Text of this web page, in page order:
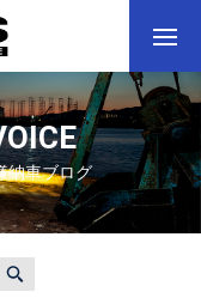
納車ブログ